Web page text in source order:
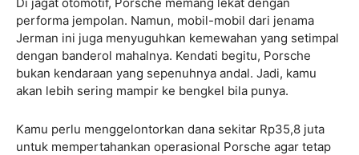
performa jempolan. Namun, mobil-mobil dari jenama
Jerman ini juga menyuguhkan kemewahan yang setimpal
dengan banderol mahalnya. Kendati begitu, Porsche
bukan kendaraan yang sepenuhnya andal. Jadi, kamu
akan lebih sering mampir ke bengkel bila punya.
Kamu perlu menggelontorkan dana sekitar Rp35,8 juta
untuk mempertahankan operasional Porsche agar tetap